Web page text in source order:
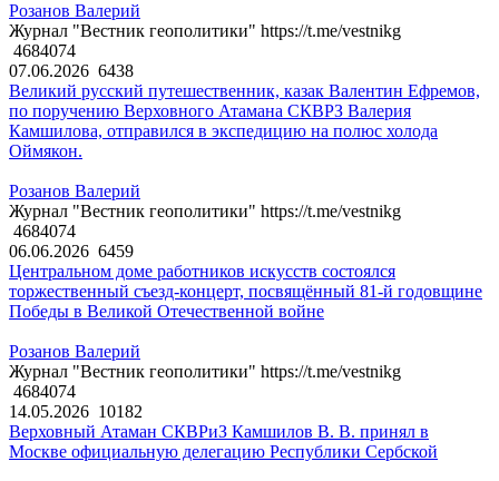
Розанов Валерий
Журнал "Вестник геополитики" https://t.me/vestnikg
4684074
07.06.2026 6438
Великий русский путешественник, казак Валентин Ефремов,
по поручению Верховного Атамана СКВРЗ Валерия
Камшилова, отправился в экспедицию на полюс холода
Оймякон.
Розанов Валерий
Журнал "Вестник геополитики" https://t.me/vestnikg
4684074
06.06.2026 6459
Центральном доме работников искусств состоялся
торжественный съезд-концерт, посвящённый 81-й годовщине
Победы в Великой Отечественной войне
Розанов Валерий
Журнал "Вестник геополитики" https://t.me/vestnikg
4684074
14.05.2026 10182
Верховный Атаман СКВРиЗ Камшилов В. В. принял в
Москве официальную делегацию Республики Сербской